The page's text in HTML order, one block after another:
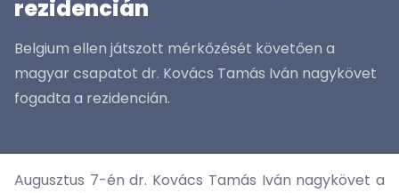
rezidencián
Belgium ellen játszott mérkőzését követően a
magyar csapatot dr. Kovács Tamás Iván nagykövet
fogadta a rezidencián.
Augusztus 7-én dr. Kovács Tamás Iván nagykövet a